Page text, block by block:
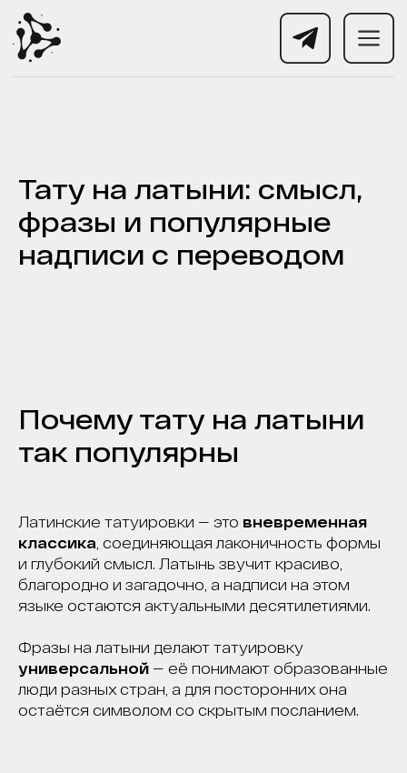
Тату на латыни: смысл,
фразы и популярные
надписи с переводом
Почему тату на латыни
так популярны
Латинские татуировки — это вневременная
классика , соединяющая лаконичность формы
и глубокий смысл. Латынь звучит красиво,
благородно и загадочно, а надписи на этом
языке остаются актуальными десятилетиями.
Фразы на латыни делают татуировку
универсальной — её понимают образованные
люди разных стран, а для посторонних она
остаётся символом со скрытым посланием.